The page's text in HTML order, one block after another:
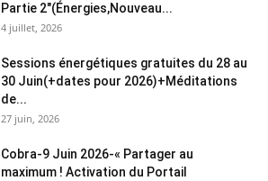
Partie 2″(Énergies,Nouveau...
4 juillet, 2026
Sessions énergétiques gratuites du 28 au
30 Juin(+dates pour 2026)+Méditations
de...
27 juin, 2026
Cobra-9 Juin 2026-« Partager au
maximum ! Activation du Portail